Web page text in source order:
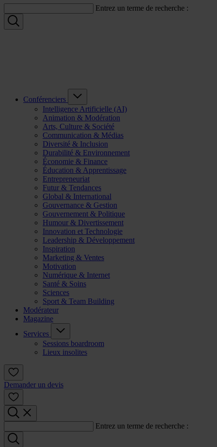
Entrez un terme de recherche :
Conférenciers
Intelligence Artificielle (AI)
Animation & Modération
Arts, Culture & Société
Communication & Médias
Diversité & Inclusion
Durabilité & Environnement
Économie & Finance
Éducation & Apprentissage
Entrepreneuriat
Futur & Tendances
Global & International
Gouvernance & Gestion
Gouvernement & Politique
Humour & Divertissement
Innovation et Technologie
Leadership & Développement
Inspiration
Marketing & Ventes
Motivation
Numérique & Internet
Santé & Soins
Sciences
Sport & Team Building
Modérateur
Magazine
Services
Sessions boardroom
Lieux insolites
Demander un devis
Entrez un terme de recherche :